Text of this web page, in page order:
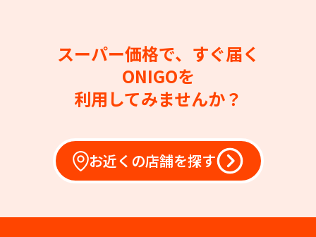
スーパー価格で、すぐ届く
ONIGOを
利用してみませんか？
お近くの店舗を探す